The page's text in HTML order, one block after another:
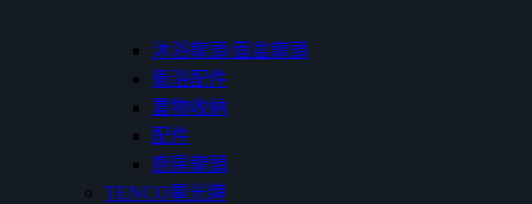
沐浴龍頭/面盆龍頭
衛浴配件
置物收納
配件
廚房龍頭
TENCO電光牌